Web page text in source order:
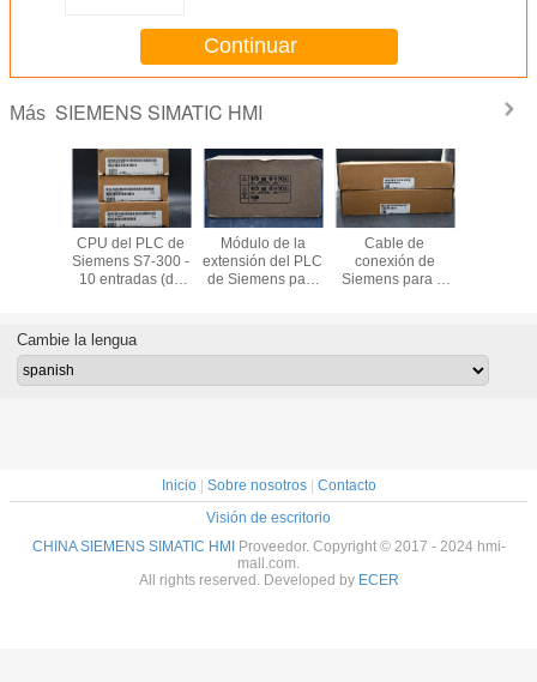
Continuar
Más SIEMENS SIMATIC HMI
CPU del PLC de
Siemens S7-300 -
10 entradas (de
Digitaces, para el
SIMATIC S7-300,
Módulo de la
extensión del PLC
de Siemens para
Cable de
conexión de
Siemens para el
SIMATIC
Cambie la lengua
Inicio| Sobre nosotros| Contacto
Visión de escritorio
CHINA SIEMENS SIMATIC HMIProveedor. Copyright © 2017 - 2024 hmi-
mall.com.
All rights reserved. Developed by ECER